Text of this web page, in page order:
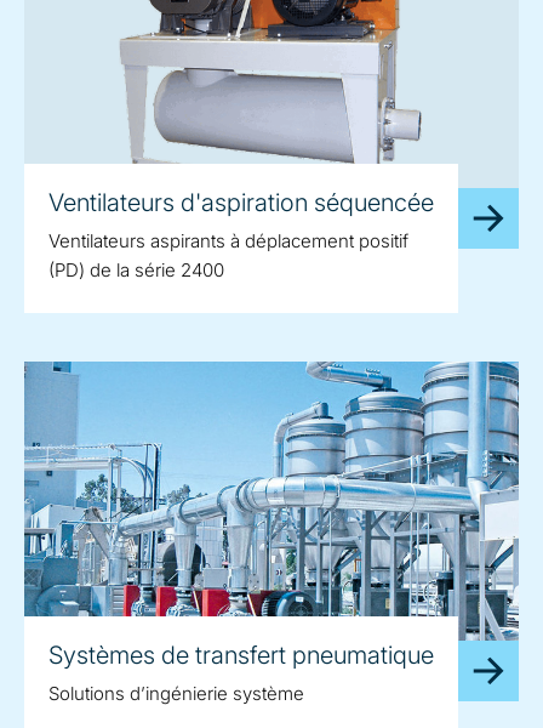
Ventilateurs d'aspiration séquencée
Ventilateurs aspirants à déplacement positif
(PD) de la série 2400
Systèmes de transfert pneumatique
Solutions d’ingénierie système